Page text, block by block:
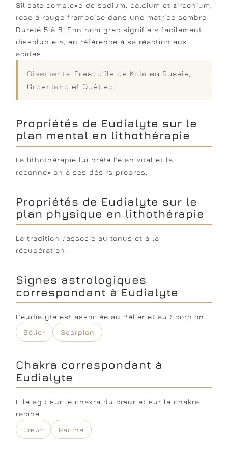
Silicate complexe de sodium, calcium et zirconium,
rose à rouge framboise dans une matrice sombre.
Dureté 5 à 6. Son nom grec signifie « facilement
dissoluble », en référence à sa réaction aux
acides.
Gisements.
Presqu’île de Kola en Russie,
Groenland et Québec.
Propriétés de Eudialyte sur le
plan mental en lithothérapie
La lithothérapie lui prête l’élan vital et la
reconnexion à ses désirs propres.
Propriétés de Eudialyte sur le
plan physique en lithothérapie
La tradition l’associe au tonus et à la
récupération.
Signes astrologiques
correspondant à Eudialyte
L’eudialyte est associée au Bélier et au Scorpion.
Bélier
Scorpion
Chakra correspondant à
Eudialyte
Elle agit sur le chakra du cœur et sur le chakra
racine.
Cœur
Racine